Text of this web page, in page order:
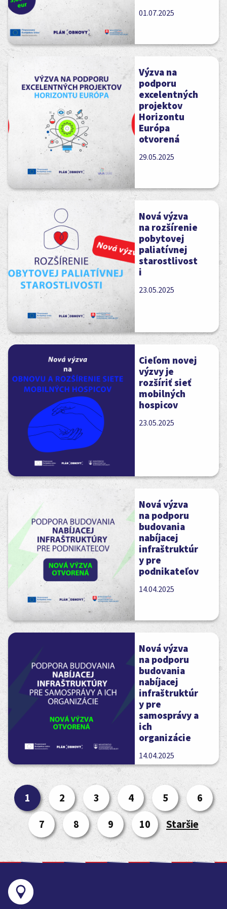
01.07.2025
Výzva na
podporu
excelentných
projektov
Horizontu
Európa
otvorená
29.05.2025
Nová výzva
na rozšírenie
pobytovej
paliatívnej
starostlivost
i
23.05.2025
Cieľom novej
výzvy je
rozšíriť sieť
mobilných
hospicov
23.05.2025
Nová výzva
na podporu
budovania
nabíjacej
infraštruktúr
y pre
podnikateľov
14.04.2025
Nová výzva
na podporu
budovania
nabíjacej
infraštruktúr
y pre
samosprávy a
ich
organizácie
14.04.2025
1 2 3 4 5
6
7
8 9 10 Staršie